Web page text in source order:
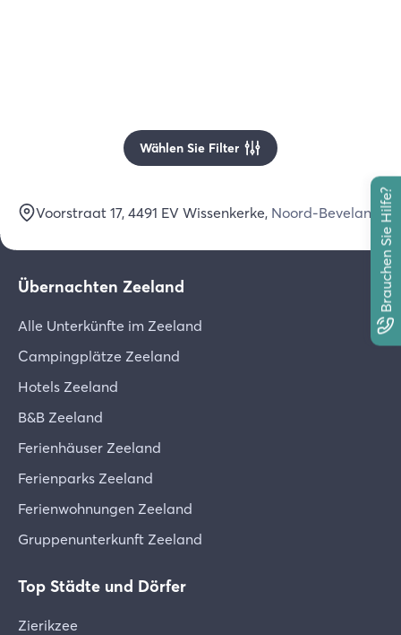
Brauchen Sie Hilfe?
Wählen Sie Filter
Voorstraat 17, 4491 EV Wissenkerke, Noord-Beveland
Übernachten Zeeland
Alle Unterkünfte im Zeeland
Campingplätze Zeeland
Hotels Zeeland
B&B Zeeland
Ferienhäuser Zeeland
Ferienparks Zeeland
Ferienwohnungen Zeeland
Gruppenunterkunft Zeeland
Top Städte und Dörfer
Zierikzee